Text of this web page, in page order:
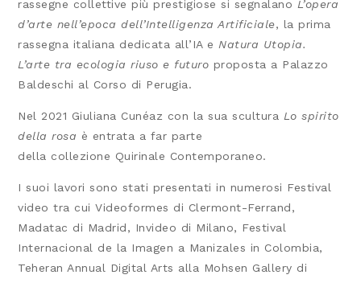
rassegne collettive più prestigiose si segnalano L’opera
d’arte nell’epoca dell’Intelligenza Artificiale, la prima
rassegna italiana dedicata all’IA e Natura Utopia.
L’arte tra ecologia riuso e futuro proposta a Palazzo
Baldeschi al Corso di Perugia.
Nel 2021 Giuliana Cunéaz con la sua scultura Lo spirito
della rosa è entrata a far parte
della collezione Quirinale Contemporaneo.
I suoi lavori sono stati presentati in numerosi Festival
video tra cui Videoformes di Clermont-Ferrand,
Madatac di Madrid, Invideo di Milano, Festival
Internacional de la Imagen a Manizales in Colombia,
Teheran Annual Digital Arts alla Mohsen Gallery di